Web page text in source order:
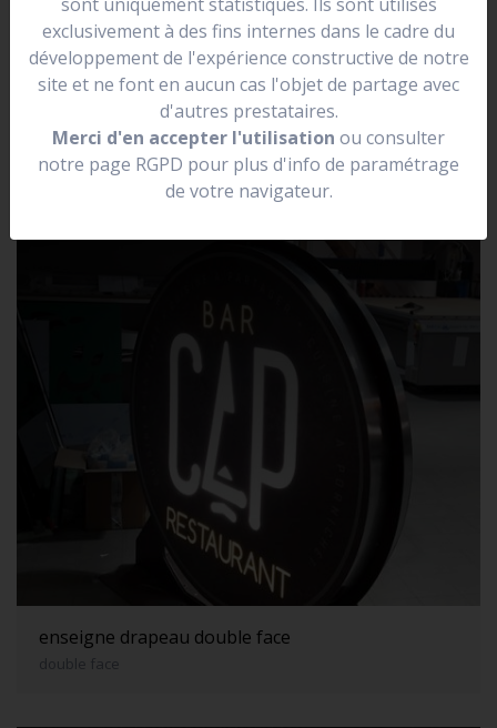
se situer dans une rue.
Elle peut être lumineuse, non lumineuse, prendre la
forme de votre logo.
enseigne drapeau double face
double face
exclusivement à des fins internes dans le cadre du
développement de l'expérience constructive de notre
site et ne font en aucun cas l'objet de partage avec
d'autres prestataires.
Merci d'en accepter l'utilisation ou consulter
notre page RGPD pour plus d'info de paramétrage
de votre navigateur.